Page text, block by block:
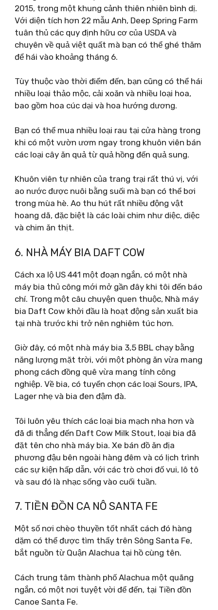
2015, trong một khung cảnh thiên nhiên bình dị.
Với diện tích hơn 22 mẫu Anh, Deep Spring Farm
tuân thủ các quy định hữu cơ của USDA và
chuyên về quả việt quất mà bạn có thể ghé thăm
để hái vào khoảng tháng 6.
Tùy thuộc vào thời điểm đến, bạn cũng có thể hái
nhiều loại thảo mộc, cải xoăn và nhiều loại hoa,
bao gồm hoa cúc dại và hoa hướng dương.
Bạn có thể mua nhiều loại rau tại cửa hàng trong
khi có một vườn ươm ngay trong khuôn viên bán
các loại cây ăn quả từ quả hồng đến quả sung.
Khuôn viên tự nhiên của trang trại rất thú vị, với
ao nước được nuôi bằng suối mà bạn có thể bơi
trong mùa hè. Ao thu hút rất nhiều động vật
hoang dã, đặc biệt là các loài chim như diệc, diệc
và chim ăn thịt.
6. NHÀ MÁY BIA DAFT COW
Cách xa lộ US 441 một đoạn ngắn, có một nhà
máy bia thủ công mới mở gần đây khi tôi đến báo
chí. Trong một câu chuyện quen thuộc, Nhà máy
bia Daft Cow khởi đầu là hoạt động sản xuất bia
tại nhà trước khi trở nên nghiêm túc hơn.
Giờ đây, có một nhà máy bia 3,5 BBL chạy bằng
năng lượng mặt trời, với một phòng ăn vừa mang
phong cách đồng quê vừa mang tính công
nghiệp. Về bia, có tuyển chọn các loại Sours, IPA,
Lager nhẹ và bia đen đậm đà.
Tôi luôn yêu thích các loại bia mạch nha hơn và
đã đi thẳng đến Daft Cow Milk Stout, loại bia đã
đặt tên cho nhà máy bia. Xe bán đồ ăn địa
phương đậu bên ngoài hàng đêm và có lịch trình
các sự kiện hấp dẫn, với các trò chơi đố vui, lô tô
và sau đó là nhạc sống vào cuối tuần.
7. TIỀN ĐỒN CA NÔ SANTA FE
Một số nơi chèo thuyền tốt nhất cách đó hàng
dặm có thể được tìm thấy trên Sông Santa Fe,
bắt nguồn từ Quận Alachua tại hồ cùng tên.
Cách trung tâm thành phố Alachua một quãng
ngắn, có một nơi tuyệt vời để đến, tại Tiền đồn
Canoe Santa Fe.